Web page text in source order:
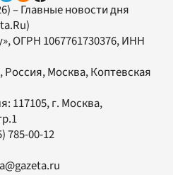
– Главные новости дня
, ОГРН 1067761730376, ИНН
Россия, Москва, Коптевская
117105, г. Москва,
785-00-12